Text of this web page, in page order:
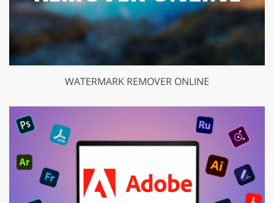
WATERMARK REMOVER ONLINE